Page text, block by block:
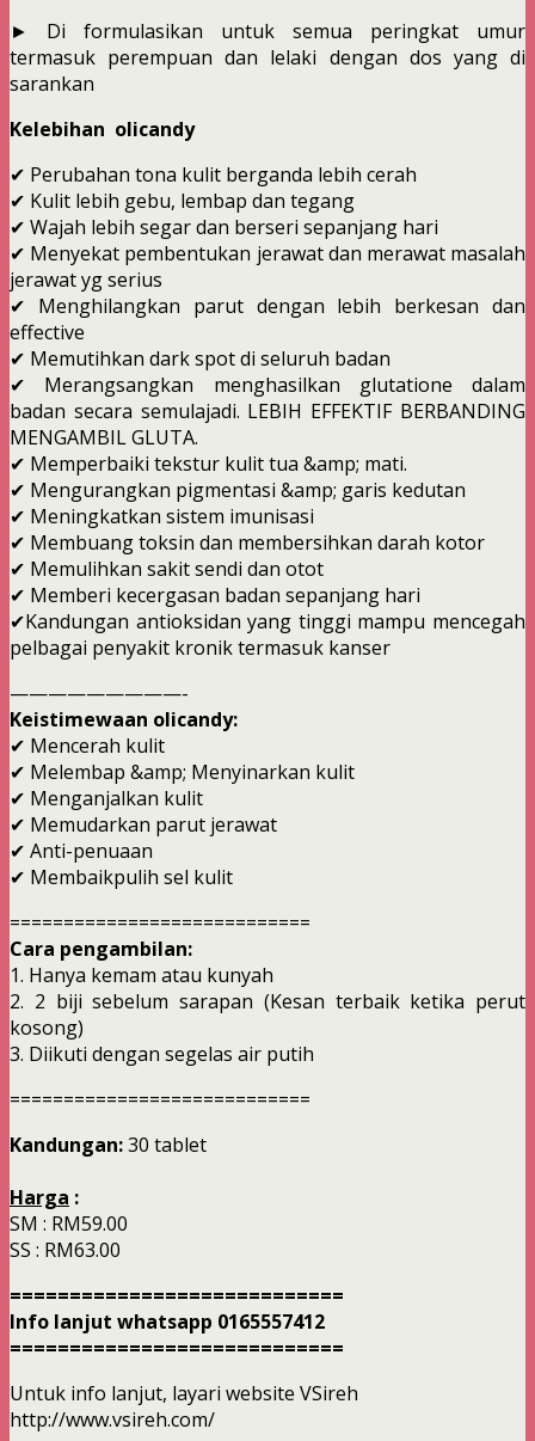
► Di formulasikan untuk semua peringkat umur
termasuk perempuan dan lelaki dengan dos yang di
sarankan
Kelebihan olicandy
✔ Perubahan tona kulit berganda lebih cerah
✔ Kulit lebih gebu, lembap dan tegang
✔ Wajah lebih segar dan berseri sepanjang hari
✔ Menyekat pembentukan jerawat dan merawat masalah
jerawat yg serius
✔ Menghilangkan parut dengan lebih berkesan dan
effective
✔ Memutihkan dark spot di seluruh badan
✔ Merangsangkan menghasilkan glutatione dalam
badan secara semulajadi. LEBIH EFFEKTIF BERBANDING
MENGAMBIL GLUTA.
✔ Memperbaiki tekstur kulit tua &amp; mati.
✔ Mengurangkan pigmentasi &amp; garis kedutan
✔ Meningkatkan sistem imunisasi
✔ Membuang toksin dan membersihkan darah kotor
✔ Memulihkan sakit sendi dan otot
✔ Memberi kecergasan badan sepanjang hari
✔Kandungan antioksidan yang tinggi mampu mencegah
pelbagai penyakit kronik termasuk kanser
—————————-
Keistimewaan olicandy:
✔ Mencerah kulit
✔ Melembap &amp; Menyinarkan kulit
✔ Menganjalkan kulit
✔ Memudarkan parut jerawat
✔ Anti-penuaan
✔ Membaikpulih sel kulit
============================
Cara pengambilan:
1. Hanya kemam atau kunyah
2. 2 biji sebelum sarapan (Kesan terbaik ketika perut
kosong)
3. Diikuti dengan segelas air putih
============================
Kandungan:30 tablet
Harga :
SM : RM59.00
SS : RM63.00
============================
Info lanjut whatsapp 0165557412
============================
Untuk info lanjut, layari website VSireh
http://www.vsireh.com/